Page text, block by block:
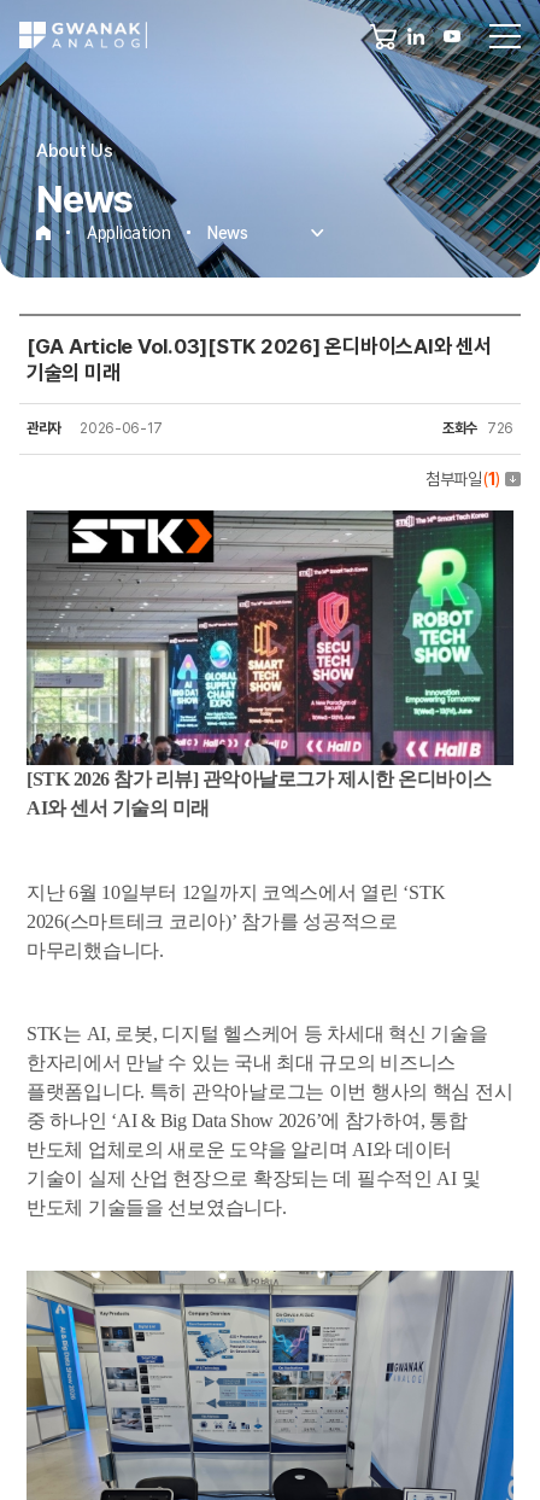
About Us
News
Application News
News
[GA Article Vol.03][STK 2026] 온디바이스AI와 센서
기술의 미래
관리자 2026-06-17 조회수 726
첨부파일(1)
[STK 2026 참가 리뷰] 관악아날로그가 제시한 온디바이스
AI와 센서 기술의 미래
지난 6월 10일부터 12일까지 코엑스에서 열린 ‘STK
2026(스마트테크 코리아)’ 참가를 성공적으로
마무리했습니다.
STK는 AI, 로봇, 디지털 헬스케어 등 차세대 혁신 기술을
한자리에서 만날 수 있는 국내 최대 규모의 비즈니스
플랫폼입니다. 특히 관악아날로그는 이번 행사의 핵심 전시
중 하나인 ‘AI & Big Data Show 2026’에 참가하여, 통합
반도체 업체로의 새로운 도약을 알리며 AI와 데이터
기술이 실제 산업 현장으로 확장되는 데 필수적인 AI 및
반도체 기술들을 선보였습니다.